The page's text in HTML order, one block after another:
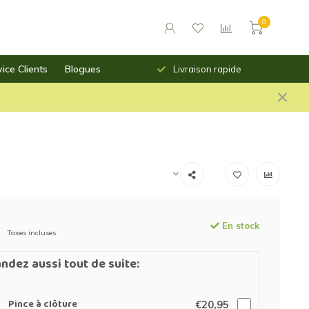
0
Clients Blogues
des prix saillants Livraison rapide
Taxes incluses
En stock
aussi tout de suite:
Pince à clôture €20,95